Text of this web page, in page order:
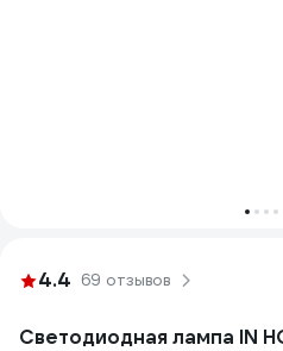
4.4 69 отзывов
Светодиодная лампа IN